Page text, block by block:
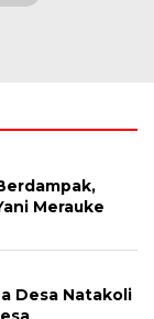
Merauke
Desa Natakoli